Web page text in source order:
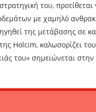
του,
με χαμηλό
της μετάβασης σε
Holcim, καλωσορίζει
του» σημειώνεται